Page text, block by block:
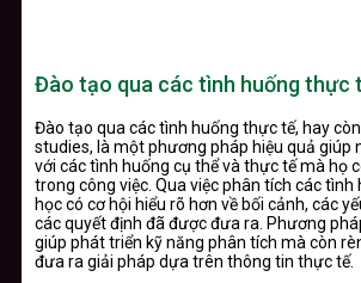
Đào tạo qua các tình huống thực
Đào tạo qua các tình huống thực tế, hay
studies, là một phương pháp hiệu quả giúp
với các tình huống cụ thể và thực tế mà họ
trong công việc. Qua việc phân tích các tình
học có cơ hội hiểu rõ hơn về bối cảnh, các
các quyết định đã được đưa ra. Phương
giúp phát triển kỹ năng phân tích mà còn
đưa ra giải pháp dựa trên thông tin thực tế.